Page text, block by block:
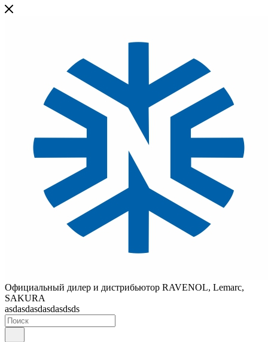
Официальный дилер и дистрибьютор RAVENOL, Lemarc,
SAKURA
asdasdasdasdasdsds